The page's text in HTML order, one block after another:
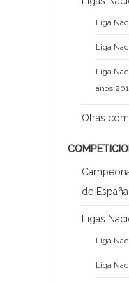
Liga
Liga
Liga
años
Otras
de
Ligas
Liga
Liga